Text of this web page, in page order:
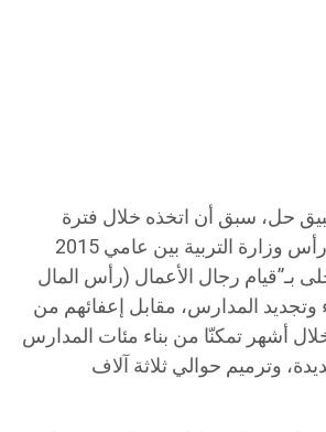
حل، سبق أن اتخذه خلال فترة
وجوده على رأس وزارة التربية بين عامي 2015
ويتجلى بـ”قيام رجال الأعمال (رأس المال
وتجديد المدارس، مقابل إعفائهم من
أشهر تمكنّا من بناء مئات المدارس
وترميم حوالي ثلاثة آلاف